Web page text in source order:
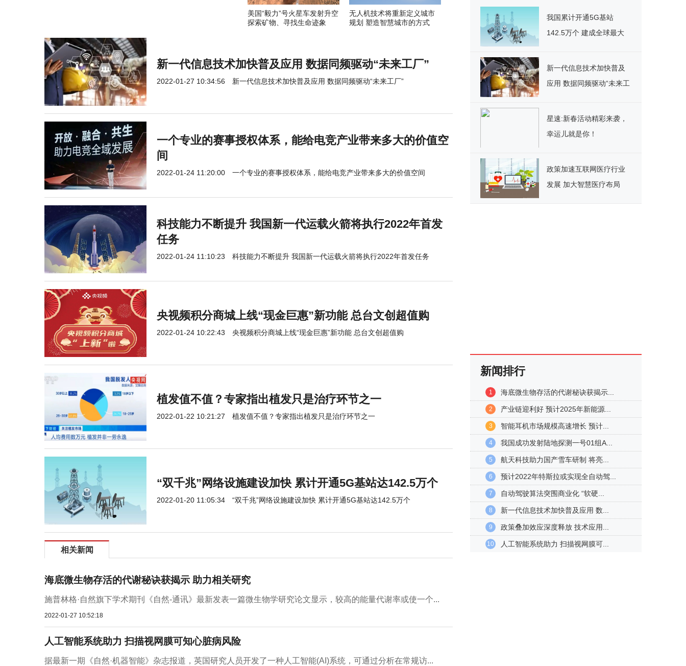
美国“毅力”号火星车发射升空
探索矿物、寻找生命迹象
无人机技术将重新定义城市
规划 塑造智慧城市的方式
新一代信息技术加快普及应用 数据同频驱动“未来工厂”
2022-01-27 10:34:56 新一代信息技术加快普及应用 数据同频驱动“未来工厂”
一个专业的赛事授权体系，能给电竞产业带来多大的价值空
间
2022-01-24 11:20:00 一个专业的赛事授权体系，能给电竞产业带来多大的价值空间
科技能力不断提升 我国新一代运载火箭将执行2022年首发
任务
2022-01-24 11:10:23 科技能力不断提升 我国新一代运载火箭将执行2022年首发任务
央视频积分商城上线“现金巨惠”新功能 总台文创超值购
2022-01-24 10:22:43 央视频积分商城上线“现金巨惠”新功能 总台文创超值购
植发值不值？专家指出植发只是治疗环节之一
2022-01-22 10:21:27 植发值不值？专家指出植发只是治疗环节之一
“双千兆”网络设施建设加快 累计开通5G基站达142.5万个
2022-01-20 11:05:34 “双千兆”网络设施建设加快 累计开通5G基站达142.5万个
相关新闻
海底微生物存活的代谢秘诀获揭示 助力相关研究
施普林格·自然旗下学术期刊《自然-通讯》最新发表一篇微生物学研究论文显示，较高的能量代谢率或使一个...
2022-01-27 10:52:18
人工智能系统助力 扫描视网膜可知心脏病风险
据最新一期《自然·机器智能》杂志报道，英国研究人员开发了一种人工智能(AI)系统，可通过分析在常规访...
我国累计开通5G基站
142.5万个 建成全球最大
新一代信息技术加快普及
应用 数据同频驱动“未来工
星速:新春活动精彩来袭，
幸运儿就是你！
政策加速互联网医疗行业
发展 加大智慧医疗布局
新闻排行
1 海底微生物存活的代谢秘诀获揭示...
2 产业链迎利好 预计2025年新能源...
3 智能耳机市场规模高速增长 预计...
4 我国成功发射陆地探测一号01组A...
5 航天科技助力国产雪车研制 将亮...
6 预计2022年特斯拉或实现全自动驾...
7 自动驾驶算法突围商业化 “软硬...
8 新一代信息技术加快普及应用 数...
9 政策叠加效应深度释放 技术应用...
10 人工智能系统助力 扫描视网膜可...